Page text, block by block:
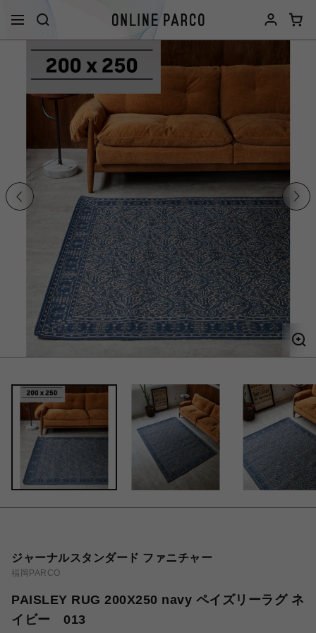
ジャーナルスタンダード ファニチャー
福岡PARCO
PAISLEY RUG 200X250 navy ペイズリーラグ ネ
イビー 013